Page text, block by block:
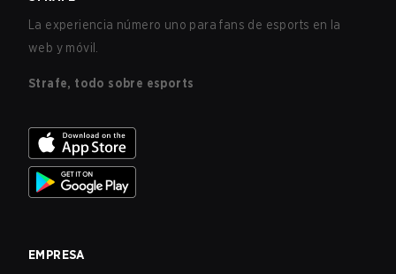
La experiencia número uno para fans de esports en la
web y móvil.
Strafe, todo sobre esports
EMPRESA